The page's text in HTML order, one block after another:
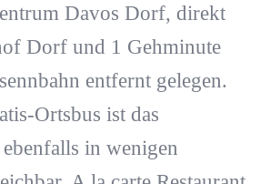
Davos Dorf, direkt
Dorf und 1 Gehminute
entfernt gelegen.
Ortsbus ist das
in wenigen